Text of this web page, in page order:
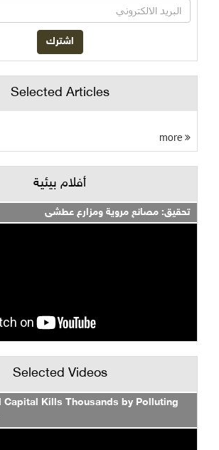
Selected Articles
أفلام بيئية
تحقيق: مصانع مروية ومزارع عطشى
Selected Videos
Capital Kills Thousands by Polluting